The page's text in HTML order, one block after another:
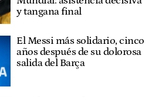
y tangana final
El Messi más solidario, cinco
años después de su dolorosa
salida del Barça